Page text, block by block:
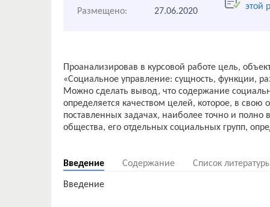
этой
Размещено: 27.06.2020
Проанализировав в курсовой работе цель,
«Социальное управление: сущность, функции,
Можно сделать вывод, что содержание
определяется качеством целей, которое, в свою
поставленных задачах, наиболее точно и
общества, его отдельных социальных групп,
Введение Содержание Список
Введение